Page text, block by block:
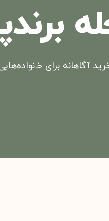
آگاهانه برای